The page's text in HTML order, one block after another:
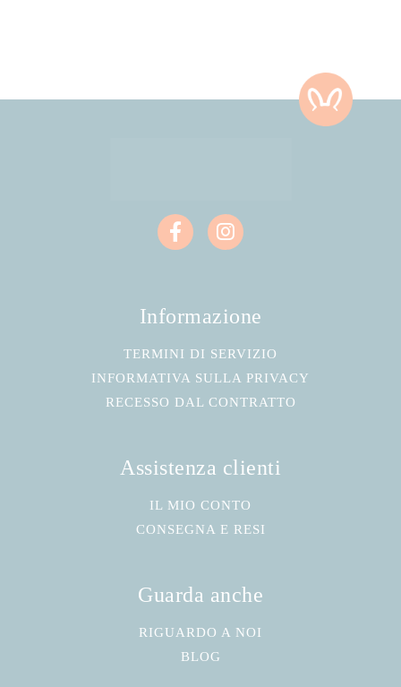
Informazione
TERMINI DI SERVIZIO
INFORMATIVA SULLA PRIVACY
RECESSO DAL CONTRATTO
Assistenza clienti
IL MIO CONTO
CONSEGNA E RESI
Guarda anche
RIGUARDO A NOI
BLOG